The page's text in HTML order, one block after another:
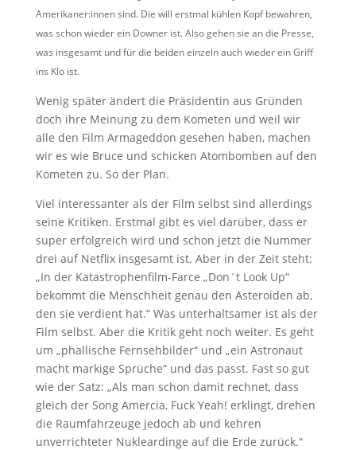
Amerikaner:innen sind. Die will erstmal kühlen Kopf bewahren,
was schon wieder ein Downer ist. Also gehen sie an die Presse,
was insgesamt und für die beiden einzeln auch wieder ein Griff
ins Klo ist.
Wenig später ändert die Präsidentin aus Gründen
doch ihre Meinung zu dem Kometen und weil wir
alle den Film Armageddon gesehen haben, machen
wir es wie Bruce und schicken Atombomben auf den
Kometen zu. So der Plan.
Viel interessanter als der Film selbst sind allerdings
seine Kritiken. Erstmal gibt es viel darüber, dass er
super erfolgreich wird und schon jetzt die Nummer
drei auf Netflix insgesamt ist. Aber in der Zeit steht:
„In der Katastrophenfilm-Farce „Don´t Look Up“
bekommt die Menschheit genau den Asteroiden ab,
den sie verdient hat.“ Was unterhaltsamer ist als der
Film selbst. Aber die Kritik geht noch weiter. Es geht
um „phallische Fernsehbilder“ und „ein Astronaut
macht markige Sprüche“ und das passt. Fast so gut
wie der Satz: „Als man schon damit rechnet, dass
gleich der Song Amercia, Fuck Yeah! erklingt, drehen
die Raumfahrzeuge jedoch ab und kehren
unverrichteter Nukleardinge auf die Erde zurück.“